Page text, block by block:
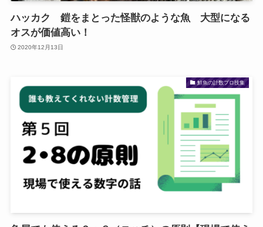
ハッカク 鎧をまとった怪獣のような魚 大型になる
オスが価値高い！
2020年12月13日
鮮魚の計数プロ技集